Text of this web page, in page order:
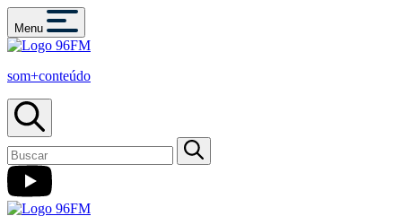
Menu
som+conteúdo